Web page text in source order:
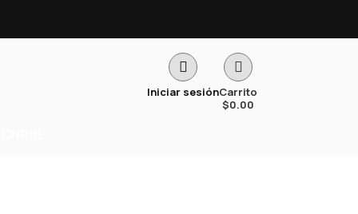
Iniciar sesiónCarrito
$0.00